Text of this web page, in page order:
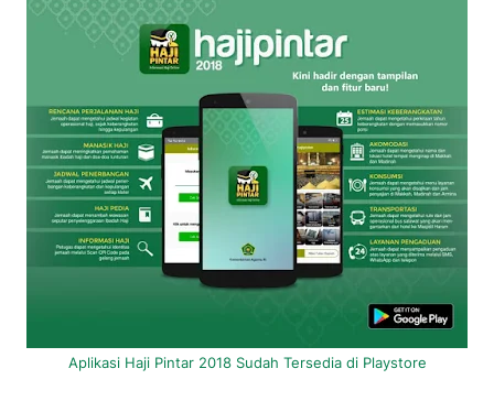
Aplikasi Haji Pintar 2018 Sudah Tersedia di Playstore